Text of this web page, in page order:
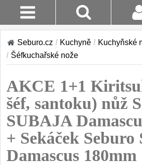
Stav
Objednávky
Platba
Vrácení Do
14 Dnů
Reklamace
KUCHYNĚ
Sady kuchyňských nožů9
Šéfkuchařské nože30
Univerzální nože50
Nože na ovoce a zeleninu43
Santoku nože46
Seburo.cz / Kuchyně / Kuchyňské
/ Šéfkuchařské nože
AKCE 1+1
šéf, santoku) nůž
SUBAJA
+ Sekáček
Damascus 180mm